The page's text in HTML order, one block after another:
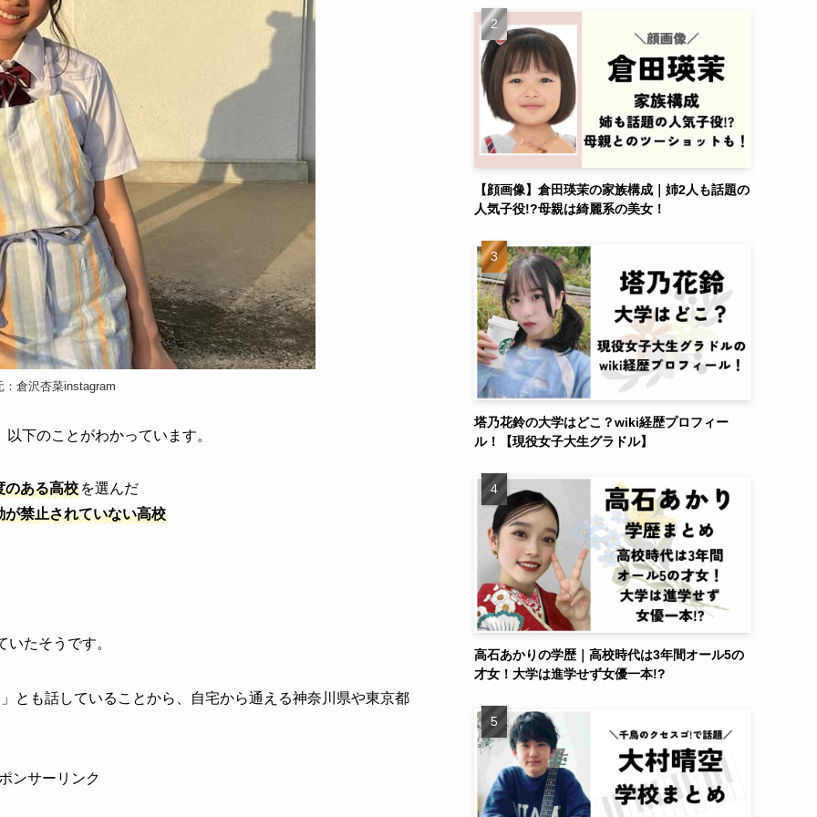
：倉沢杏菜instagram
下のことがわかっています。
のある高校 を選んだ
が禁止されていない高校
たそうです。
とも話していることから、自宅から通える神奈川県や東京都
ンサーリンク
【顔画像】倉田瑛茉の家族構成｜姉2人も話題の
人気子役!?母親は綺麗系の美女！
塔乃花鈴の大学はどこ？wiki経歴プロフィー
ル！【現役女子大生グラドル】
高石あかりの学歴｜高校時代は3年間オール5の
才女！大学は進学せず女優一本!?